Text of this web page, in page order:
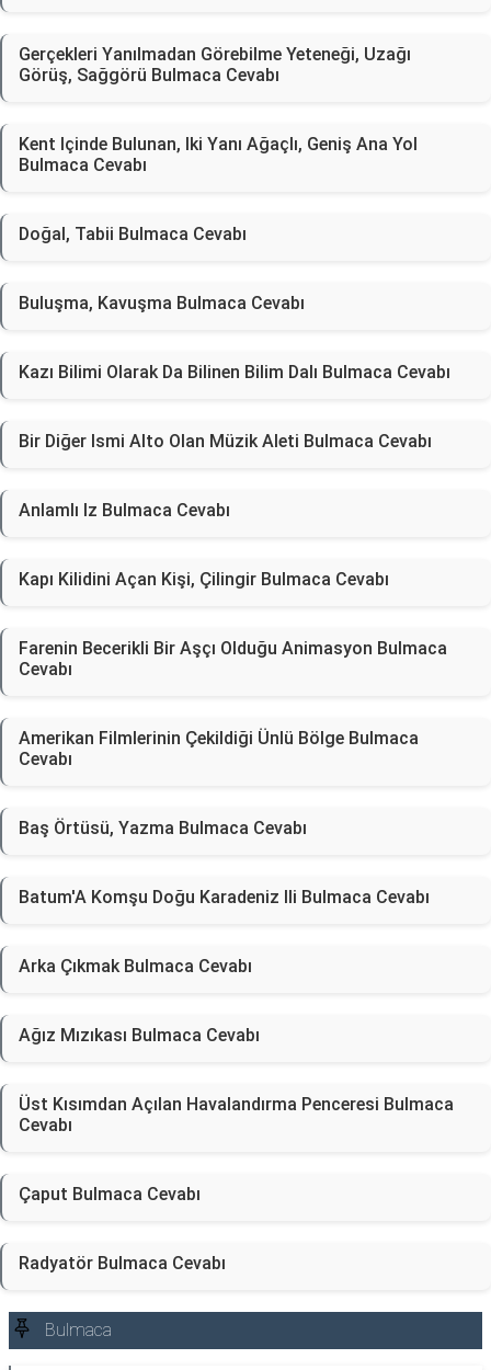
Gerçekleri Yanılmadan Görebilme Yeteneği, Uzağı
Görüş, Sağgörü Bulmaca Cevabı
Kent Içinde Bulunan, Iki Yanı Ağaçlı, Geniş Ana Yol
Bulmaca Cevabı
Doğal, Tabii Bulmaca Cevabı
Buluşma, Kavuşma Bulmaca Cevabı
Kazı Bilimi Olarak Da Bilinen Bilim Dalı Bulmaca Cevabı
Bir Diğer Ismi Alto Olan Müzik Aleti Bulmaca Cevabı
Anlamlı Iz Bulmaca Cevabı
Kapı Kilidini Açan Kişi, Çilingir Bulmaca Cevabı
Farenin Becerikli Bir Aşçı Olduğu Animasyon Bulmaca
Cevabı
Amerikan Filmlerinin Çekildiği Ünlü Bölge Bulmaca
Cevabı
Baş Örtüsü, Yazma Bulmaca Cevabı
Batum'A Komşu Doğu Karadeniz Ili Bulmaca Cevabı
Arka Çıkmak Bulmaca Cevabı
Ağız Mızıkası Bulmaca Cevabı
Üst Kısımdan Açılan Havalandırma Penceresi Bulmaca
Cevabı
Çaput Bulmaca Cevabı
Radyatör Bulmaca Cevabı
Bulmaca